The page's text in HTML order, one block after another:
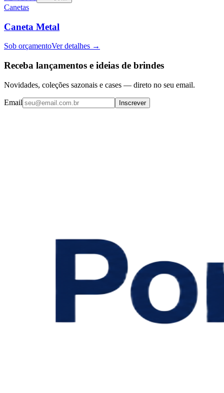
Canetas
Caneta Metal
Sob orçamentoVer detalhes →
Receba lançamentos e ideias de brindes
Novidades, coleções sazonais e cases — direto no seu email.
Email Inscrever